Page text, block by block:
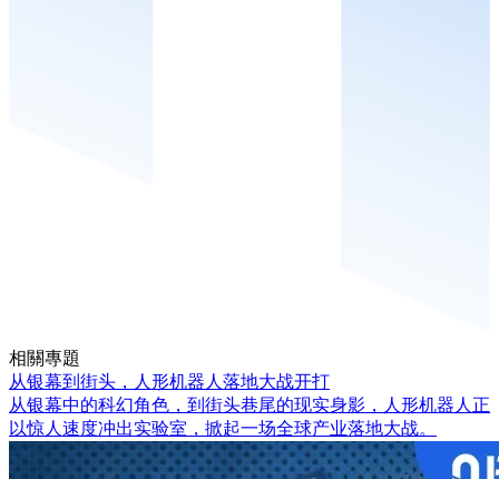
相關專題
从银幕到街头，人形机器人落地大战开打
从银幕中的科幻角色，到街头巷尾的现实身影，人形机器人正
以惊人速度冲出实验室，掀起一场全球产业落地大战。